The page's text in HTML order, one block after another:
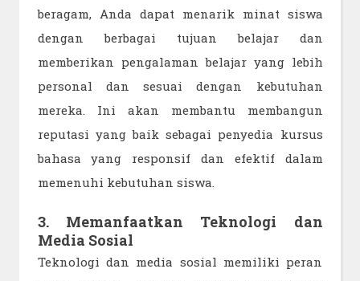
beragam, Anda dapat menarik minat siswa
dengan berbagai tujuan belajar dan
memberikan pengalaman belajar yang lebih
personal dan sesuai dengan kebutuhan
mereka. Ini akan membantu membangun
reputasi yang baik sebagai penyedia kursus
bahasa yang responsif dan efektif dalam
memenuhi kebutuhan siswa.
3. Memanfaatkan Teknologi dan
Media Sosial
Teknologi dan media sosial memiliki peran